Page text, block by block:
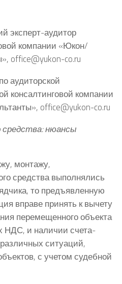
эксперт-аудитор
компании «Юкон/
office@yukon-co.ru
аудиторской
консалтинговой компании
office@yukon-co.ru
нюансы
монтажу,
средства выполнялись
то предъявленную
вправе принять к вычету
перемещенного объекта
НДС, и наличии счета-
ситуаций,
с учетом судебной